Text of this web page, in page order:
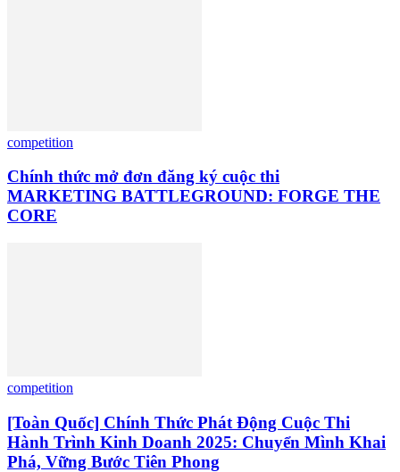
competition
Chính thức mở đơn đăng ký cuộc thi
MARKETING BATTLEGROUND: FORGE THE
CORE
competition
[Toàn Quốc] Chính Thức Phát Động Cuộc Thi
Hành Trình Kinh Doanh 2025: Chuyển Mình Khai
Phá, Vững Bước Tiên Phong